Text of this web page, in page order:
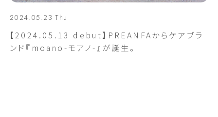
2024.05.23 Thu
【2024.05.13 debut】PREANFAからケアブラ
ンド『moano-モアノ-』が誕生。